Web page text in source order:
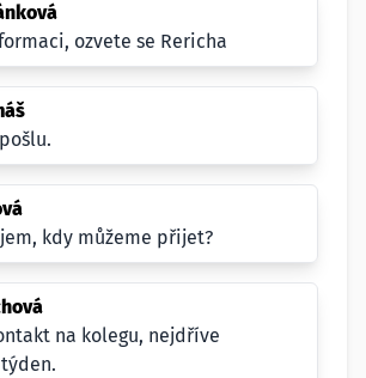
ozvete se Rericha
kdy můžeme přijet?
na kolegu, nejdříve